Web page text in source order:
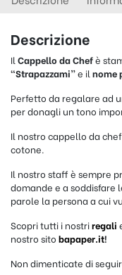
Descrizione
Il Cappello da Chefè
“Strapazzami”e il nome
Perfetto da regalare ad
per donagli un tono
Il nostro cappello da
cotone.
Il nostro staff è sempre
domande e a soddisfare
parole la persona a cui
Scopri tutti i nostriregali
nostro sito bapaper.it!
Non dimenticate di